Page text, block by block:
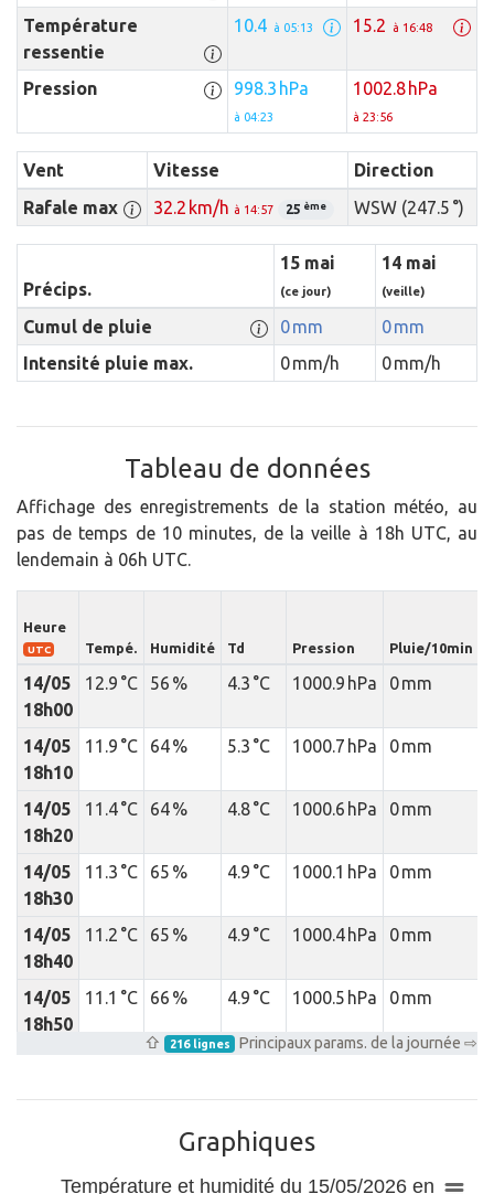
Température
ressentie
10.4 à 05:13 15.2 à 16:48
Pression 998.3 hPa
à 04:23
1002.8 hPa
à 23:56
Vent Vitesse
Direction
Rafale max
32.2 km/h à 14:57 25 ème WSW (247.5 °)
Précips.
15 mai
(ce jour)
14 mai
(veille)
Cumul de pluie 0 mm
0 mm
Intensité pluie max.
0 mm/h 0 mm/h
Tableau de données
Affichage des enregistrements de la station météo, au
pas de temps de 10 minutes, de la veille à 18h UTC, au
lendemain à 06h UTC.
Heure
UTC Tempé. Humidité Td Pression Pluie/10min
14/05
18h00
12.9 °C 56 % 4.3 °C 1000.9 hPa 0 mm
14/05
18h10
11.9 °C 64 % 5.3 °C 1000.7 hPa 0 mm
14/05
18h20
11.4 °C 64 % 4.8 °C 1000.6 hPa 0 mm
14/05
18h30
11.3 °C 65 % 4.9 °C 1000.1 hPa 0 mm
14/05
18h40
11.2 °C 65 % 4.9 °C 1000.4 hPa 0 mm
14/05
18h50
11.1 °C 66 % 4.9 °C 1000.5 hPa 0 mm
14/05
10.9 °C 64 % 4.3 °C 1000.7 hPa 0 mm
⇧ 216 lignes Principaux params. de la journée ⇨
Graphiques
Température et humidité du 15/05/2026 en